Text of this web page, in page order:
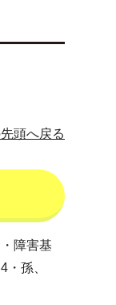
頭へ戻る
障害基
孫、